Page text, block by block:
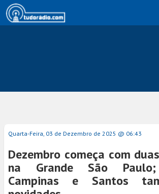
Quarta-Feira, 03 de Dezembro de 2025 @ 06:43
Dezembro começa com
na Grande São Paulo;
Campinas e Santos